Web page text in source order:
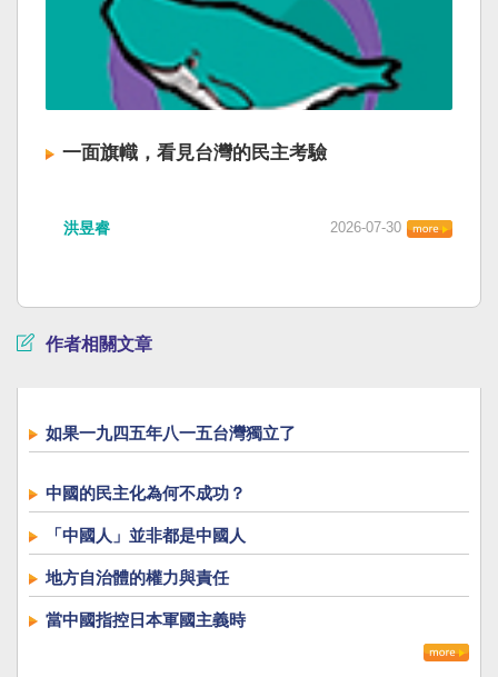
一面旗幟，看見台灣的民主考驗
洪昱睿 2026-07-30
作者相關文章
如果一九四五年八一五台灣獨立了
中國的民主化為何不成功？
「中國人」並非都是中國人
地方自治體的權力與責任
當中國指控日本軍國主義時